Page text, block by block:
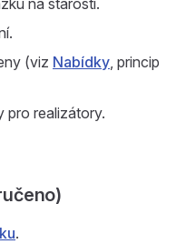
na starosti.
(viz Nabídky, princip
realizátory.
.